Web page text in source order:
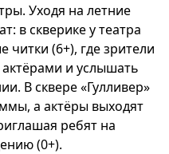
Уходя на летние
в скверике у театра
(6+), где зрители
и услышать
В сквере «Гулливер»
а актёры выходят
ребят на
(0+).